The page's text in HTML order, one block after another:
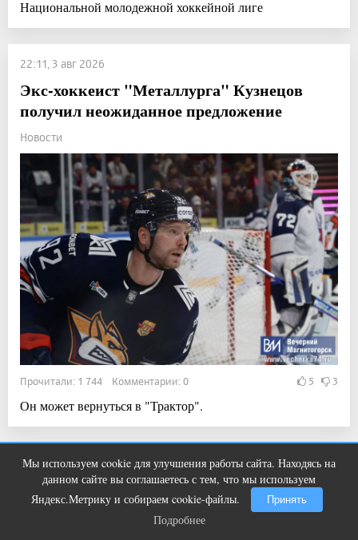
Национальной молодежной хоккейной лиге
22:11, 3 авг 2026
Экс-хоккеист "Металлурга" Кузнецов
получил неожиданное предложение
Новости
Прочитали: 1 744 Комментарии: 0 5 3
Он может вернуться в "Трактор".
15:20, 3 авг 2026
В сквере Магнитогорска идёт масштабный
ремонт
Мы используем cookie для улучшения работы сайта. Находясь на
данном сайте вы соглашаетесь с тем, что мы используем
Яндекс.Метрику и собираем cookie-файлы.
Принять
Подробнее
Этот танец невесты оставит вас без
слов! Пересмотрела 10 раз
Подробнее